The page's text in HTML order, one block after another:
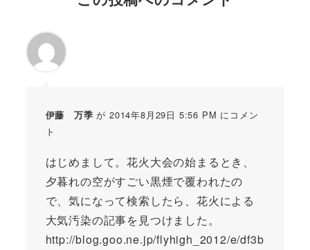
伊藤 万季 が 2014年8月29日 5:56 PM にコメン
ト
はじめまして。花火大会の始まるとき、
夕暮れの空がすごい黒煙で覆われたの
で、気になって検索したら、花火による
大気汚染の記事を見つけました。
http://blog.goo.ne.jp/flyhigh_2012/e/df3b